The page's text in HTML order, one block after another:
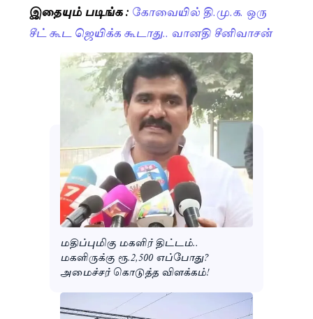
இதையும் படிங்க : கோவையில் தி.மு.க. ஒரு
சீட் கூட ஜெயிக்க கூடாது.. வானதி சீனிவாசன்
மதிப்புமிகு மகளிர் திட்டம்..
மகளிருக்கு ரூ.2,500 எப்போது?
அமைச்சர் கொடுத்த விளக்கம்!